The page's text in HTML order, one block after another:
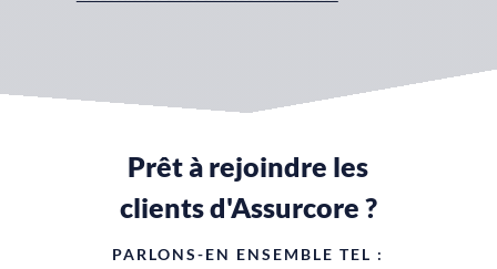
Prêt à rejoindre les
clients d'Assurcore ?
PARLONS-EN ENSEMBLE TEL :